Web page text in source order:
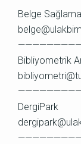
Belge
Bibliyometrik
DergiPark